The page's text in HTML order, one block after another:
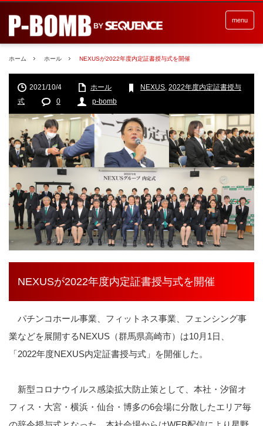
menu
ホーム ホール NEXUSが2022年度内定証書授与式を開催
2021/10/4 ホール NEXUS, 2022年度内定証書授与
式
0 p-bomb
NEXUSが2022年度内定証書授与式を開催
パチンコホール事業、フィットネス事業、フェンシング事
業などを展開するNEXUS（群馬県高崎市）は10月1日、
「2022年度NEXUS内定証書授与式」を開催した。
新型コロナウイルス感染拡大防止策として、本社・汐留オ
フィス・大宮・横浜・仙台・博多の6会場に分散したエリア毎